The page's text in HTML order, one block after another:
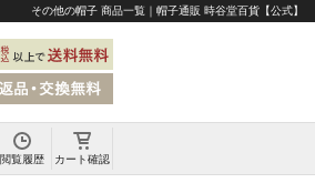
その他の帽子 商品一覧｜帽子通販 時谷堂百貨【公式】
閲覧履歴 カート確認